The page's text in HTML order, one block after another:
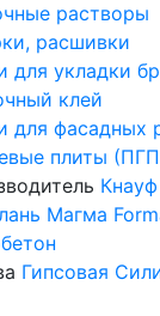
растворы
расшивки
для укладки
клей
для фасадных
плиты
Кнауф
Магма
Гипсовая